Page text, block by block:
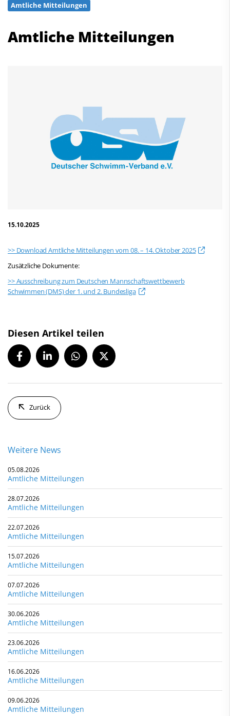
Amtliche Mitteilungen
Amtliche Mitteilungen
15.10.2025
>> Download Amtliche Mitteilungen vom 08. – 14. Oktober 2025
Zusätzliche Dokumente:
>> Ausschreibung zum Deutschen Mannschaftswettbewerb
Schwimmen (DMS) der 1. und 2. Bundesliga
Diesen Artikel teilen
Zurück
Weitere News
05.08.2026
Amtliche Mitteilungen
28.07.2026
Amtliche Mitteilungen
22.07.2026
Amtliche Mitteilungen
15.07.2026
Amtliche Mitteilungen
07.07.2026
Amtliche Mitteilungen
30.06.2026
Amtliche Mitteilungen
23.06.2026
Amtliche Mitteilungen
16.06.2026
Amtliche Mitteilungen
09.06.2026
Amtliche Mitteilungen
Schwimmen
Wasserspringen
Deutscher Schwimm-Verband e.V.
Korbacher Straße 93
D-34132 Kassel
Fax: +49 561 94083-15